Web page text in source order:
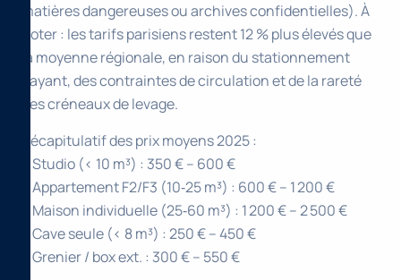
matières dangereuses ou archives confidentielles). À
noter : les tarifs parisiens restent 12 % plus élevés que
la moyenne régionale, en raison du stationnement
payant, des contraintes de circulation et de la rareté
des créneaux de levage.
Récapitulatif des prix moyens 2025 :
– Studio (< 10 m³) : 350 € – 600 €
– Appartement F2/F3 (10‑25 m³) : 600 € – 1 200 €
– Maison individuelle (25‑60 m³) : 1 200 € – 2 500 €
– Cave seule (< 8 m³) : 250 € – 450 €
– Grenier / box ext. : 300 € – 550 €